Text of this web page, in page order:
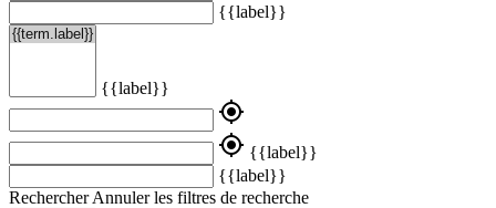
{{label}}
{{label}}
my_location
my_location {{label}}
{{label}}
Rechercher Annuler les filtres de recherche